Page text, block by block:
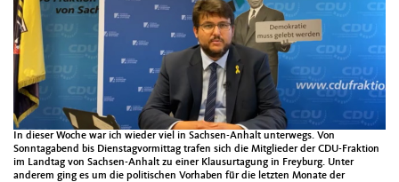
In dieser Woche war ich wieder viel in Sachsen-Anhalt unterwegs. Von
Sonntagabend bis Dienstagvormittag trafen sich die Mitglieder der CDU-Fraktion
im Landtag von Sachsen-Anhalt zu einer Klausurtagung in Freyburg. Unter
anderem ging es um die politischen Vorhaben für die letzten Monate der